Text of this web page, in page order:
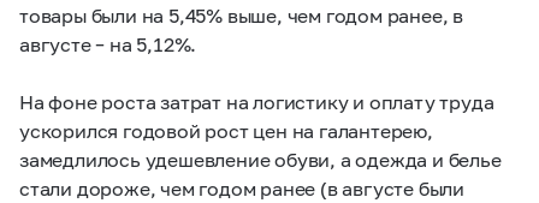
товары были на 5,45% выше, чем годом ранее, в
августе – на 5,12%.
На фоне роста затрат на логистику и оплату труда
ускорился годовой рост цен на галантерею,
замедлилось удешевление обуви, а одежда и белье
стали дороже, чем годом ранее (в августе были